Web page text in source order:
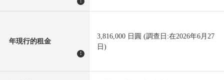
年現行的租金
!
3,816,000 日圓 (調查日:在2026年6月27
日)